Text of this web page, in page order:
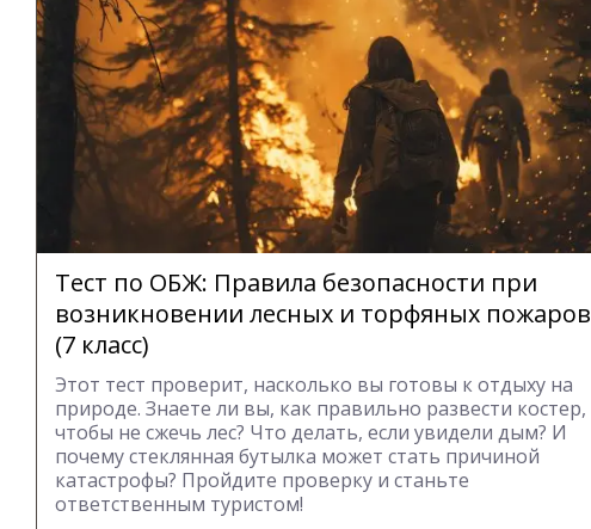
Тест по ОБЖ: Правила безопасности при
возникновении лесных и торфяных пожаров
(7 класс)
Этот тест проверит, насколько вы готовы к отдыху на
природе. Знаете ли вы, как правильно развести костер,
чтобы не сжечь лес? Что делать, если увидели дым? И
почему стеклянная бутылка может стать причиной
катастрофы? Пройдите проверку и станьте
ответственным туристом!